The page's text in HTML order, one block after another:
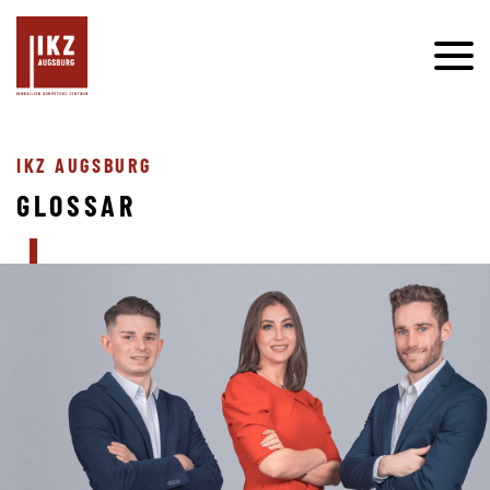
IKZ AUGSBURG
GLOSSAR